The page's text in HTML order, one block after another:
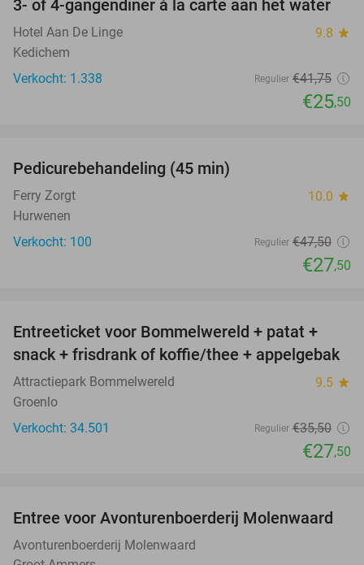
39%
3- of 4-gangendiner à la carte aan het water
Hotel Aan De Linge 9.8 star
Kedichem
Verkocht: 1.338
Regulier €41,75
€25,50
OUT
Pedicurebehandeling (45 min)
Ferry Zorgt 10.0 star
Hurwenen
Verkocht: 100
Regulier €47,50
€27,50
23%
Entreeticket voor Bommelwereld + patat +
snack + frisdrank of koffie/thee + appelgebak
Attractiepark Bommelwereld 9.5 star
Groenlo
Verkocht: 34.501
Regulier €35,50
€27,50
27%
Entree voor Avonturenboerderij Molenwaard
Avonturenboerderij Molenwaard